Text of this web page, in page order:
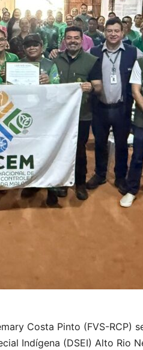
Costa Pinto (FVS-
Indígena (DSEI) Alto Rio